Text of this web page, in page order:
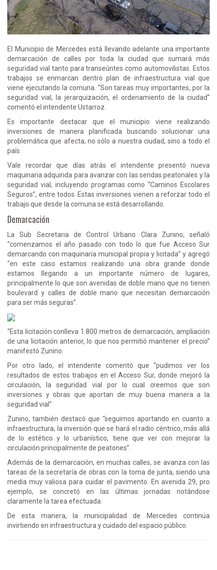
El Municipio de Mercedes está llevando adelante una importante
demarcación de calles por toda la ciudad que sumará más
seguridad vial tanto para transeúntes como automovilistas. Estos
trabajos se enmarcan dentro plan de infraestructura vial que
viene ejecutando la comuna. “Son tareas muy importantes, por la
seguridad vial, la jerarquización, el ordenamiento de la ciudad”
comentó el intendente Ustarroz.
Es importante destacar que el municipio viene realizando
inversiones de manera planificada buscando solucionar una
problemática que afecta, no sólo a nuestra ciudad, sino a todo el
país.
Vale recordar que días atrás el intendente presentó nueva
maquinaria adquirida para avanzar con las sendas peatonales y la
seguridad vial, incluyendo programas como “Caminos Escolares
Seguros”, entre todos. Estas inversiones vienen a reforzar todo el
trabajo que desde la comuna se está desarrollando.
Demarcación
La Sub Secretaria de Control Urbano Clara Zunino, señaló
“comenzamos el año pasado con todo lo que fue Acceso Sur
demarcando con maquinaria municipal propia y licitada” y agregó
“en este caso estamos realizando una obra grande donde
estamos llegando a un importante número de lugares,
principalmente lo que son avenidas de doble mano que no tienen
boulevard y calles de doble mano que necesitan demarcación
para ser más seguras”.
“Esta licitación conlleva 1.800 metros de demarcación, ampliación
de una licitación anterior, lo que nos permitió mantener el precio”
manifestó Zunino.
Por otro lado, el intendente comentó que “pudimos ver los
resultados de estos trabajos en el Acceso Sur, donde mejoró la
circulación, la seguridad vial por lo cual creemos que son
inversiones y obras que aportan de muy buena manera a la
seguridad vial”
Zunino, también destacó que “seguimos aportando en cuanto a
infraestructura, la inversión que se hará el radio céntrico, más allá
de lo estético y lo urbanístico, tiene que ver con mejorar la
circulación principalmente de peatones”.
Además de la demarcación, en muchas calles, se avanza con las
tareas de la secretaría de obras con la toma de junta, siendo una
media muy valiosa para cuidar el pavimento. En avenida 29, pro
ejemplo, se concretó en las últimas jornadas notándose
claramente la tarea efectuada.
De esta manera, la municipalidad de Mercedes continúa
invirtiendo en infraestructura y cuidado del espacio público.